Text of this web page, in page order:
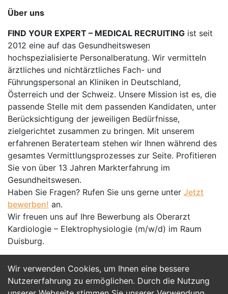
Wir verwenden Cookies, um Ihnen eine bessere
Nutzererfahrung zu ermöglichen. Durch die Nutzung
Über uns
FIND YOUR EXPERT – MEDICAL RECRUITING ist seit
2012 eine auf das Gesundheitswesen
hochspezialisierte Personalberatung. Wir vermitteln
ärztliches und nichtärztliches Fach- und
Führungspersonal an Kliniken in Deutschland,
Österreich und der Schweiz. Unsere Mission ist es, die
passende Stelle mit dem passenden Kandidaten, unter
Berücksichtigung der jeweiligen Bedürfnisse,
zielgerichtet zusammen zu bringen. Mit unserem
erfahrenen Beraterteam stehen wir Ihnen während des
gesamtes Vermittlungsprozesses zur Seite. Profitieren
Sie von über 13 Jahren Markterfahrung im
Gesundheitswesen.
Haben Sie Fragen? Rufen Sie uns gerne unter Jetzt
bewerben! an.
Wir freuen uns auf Ihre Bewerbung als Oberarzt
Kardiologie – Elektrophysiologie (m/w/d) im Raum
Duisburg.
Jetzt Bewerben